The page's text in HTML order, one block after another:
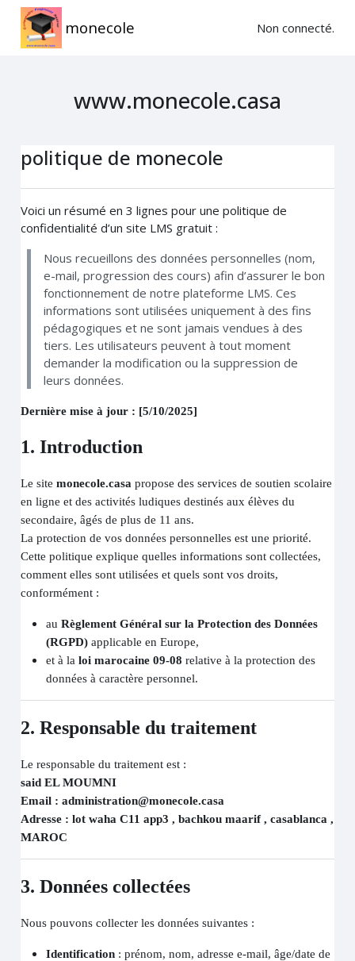
Passer au contenu principal
monecole Non connecté.
www.monecole.casa
politique de monecole
Voici un résumé en 3 lignes pour une politique de
confidentialité d’un site LMS gratuit :
Nous recueillons des données personnelles (nom,
e-mail, progression des cours) afin d’assurer le bon
fonctionnement de notre plateforme LMS. Ces
informations sont utilisées uniquement à des fins
pédagogiques et ne sont jamais vendues à des
tiers. Les utilisateurs peuvent à tout moment
demander la modification ou la suppression de
leurs données.
Dernière mise à jour : [5/10/2025]
1. Introduction
Le sitemonecole.casa propose des services de soutien scolaire
en ligne et des activités ludiques destinés aux élèves du
secondaire, âgés de plus de 11 ans.
La protection de vos données personnelles est une priorité.
Cette politique explique quelles informations sont collectées,
comment elles sont utilisées et quels sont vos droits,
conformément :
auRèglement Général sur la Protection des Données
(RGPD) applicable en Europe,
et à laloi marocaine 09-08 relative à la protection des
données à caractère personnel.
2. Responsable du traitement
Le responsable du traitement est :
said EL MOUMNI
Email : administration@monecole.casa
Adresse : lot waha C11 app3 , bachkou maarif , casablanca ,
MAROC
3. Données collectées
Nous pouvons collecter les données suivantes :
Identification : prénom, nom, adresse e-mail, âge/date de